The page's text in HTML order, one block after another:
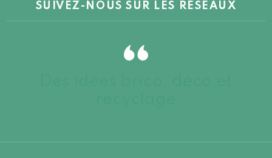
SUIVEZ-NOUS SUR LES RÉSEAUX